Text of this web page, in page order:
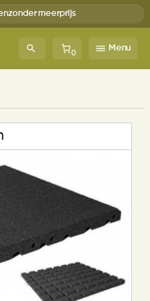
zonder meerprijs
0
Menu